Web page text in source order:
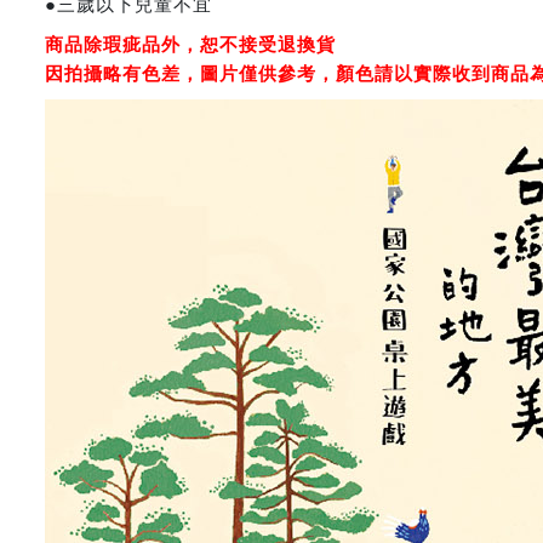
商品除瑕疵品外，恕不接受退換貨
因拍攝略有色差，圖片僅供參考，顏色請以實際收到商品